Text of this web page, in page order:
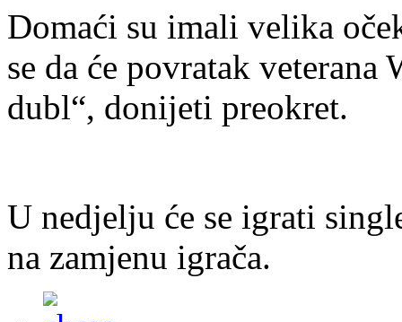
Domaći su imali velika
se da će povratak veterana
dubl“, donijeti preokret.
U nedjelju će se igrati
na zamjenu igrača.